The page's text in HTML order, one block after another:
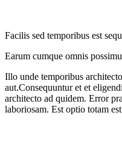
Facilis sed temporibus est
Earum cumque omnis
Illo unde temporibus
aut.Consequuntur et et
architecto ad quidem. Error
laboriosam. Est optio totam